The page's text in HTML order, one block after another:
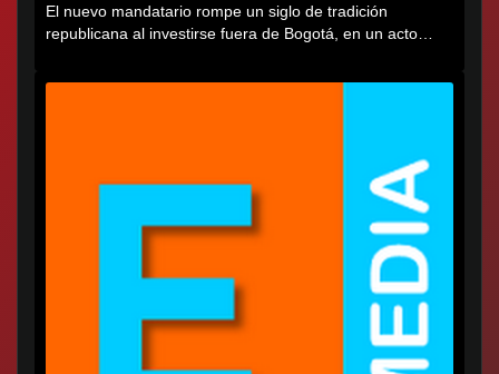
El nuevo mandatario rompe un siglo de tradición
republicana al investirse fuera de Bogotá, en un acto